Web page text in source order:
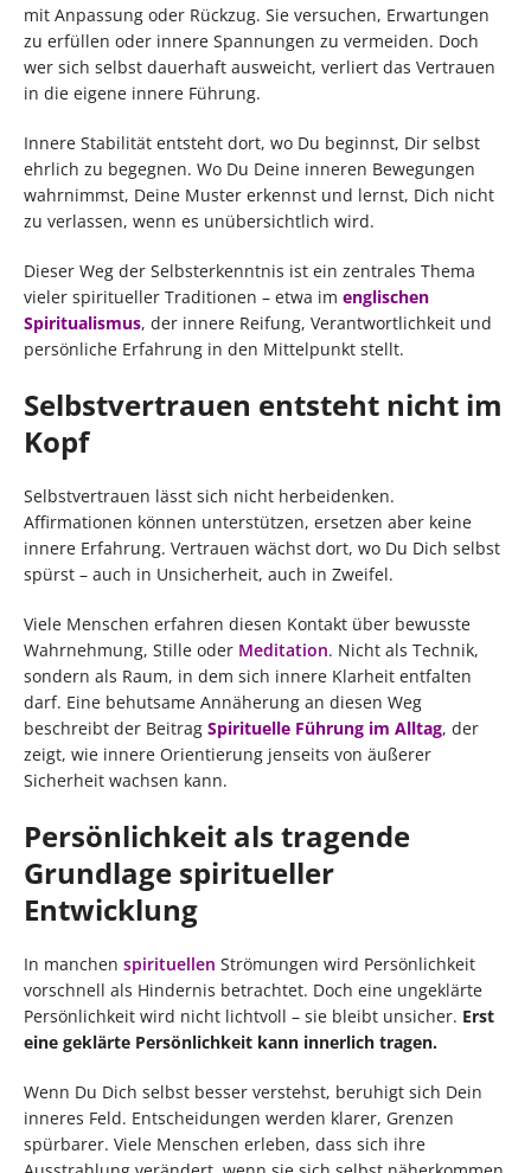
mit Anpassung oder Rückzug. Sie versuchen, Erwartungen
zu erfüllen oder innere Spannungen zu vermeiden. Doch
wer sich selbst dauerhaft ausweicht, verliert das Vertrauen
in die eigene innere Führung.
Innere Stabilität entsteht dort, wo Du beginnst, Dir selbst
ehrlich zu begegnen. Wo Du Deine inneren Bewegungen
wahrnimmst, Deine Muster erkennst und lernst, Dich nicht
zu verlassen, wenn es unübersichtlich wird.
Dieser Weg der Selbsterkenntnis ist ein zentrales Thema
vieler spiritueller Traditionen – etwa im englischen
Spiritualismus, der innere Reifung, Verantwortlichkeit und
persönliche Erfahrung in den Mittelpunkt stellt.
Selbstvertrauen entsteht nicht im
Kopf
Selbstvertrauen lässt sich nicht herbeidenken.
Affirmationen können unterstützen, ersetzen aber keine
innere Erfahrung. Vertrauen wächst dort, wo Du Dich selbst
spürst – auch in Unsicherheit, auch in Zweifel.
Viele Menschen erfahren diesen Kontakt über bewusste
Wahrnehmung, Stille oder Meditation. Nicht als Technik,
sondern als Raum, in dem sich innere Klarheit entfalten
darf. Eine behutsame Annäherung an diesen Weg
beschreibt der Beitrag Spirituelle Führung im Alltag, der
zeigt, wie innere Orientierung jenseits von äußerer
Sicherheit wachsen kann.
Persönlichkeit als tragende
Grundlage spiritueller
Entwicklung
In manchen spirituellen Strömungen wird Persönlichkeit
vorschnell als Hindernis betrachtet. Doch eine ungeklärte
Persönlichkeit wird nicht lichtvoll – sie bleibt unsicher. Erst
eine geklärte Persönlichkeit kann innerlich tragen.
Wenn Du Dich selbst besser verstehst, beruhigt sich Dein
inneres Feld. Entscheidungen werden klarer, Grenzen
spürbarer. Viele Menschen erleben, dass sich ihre